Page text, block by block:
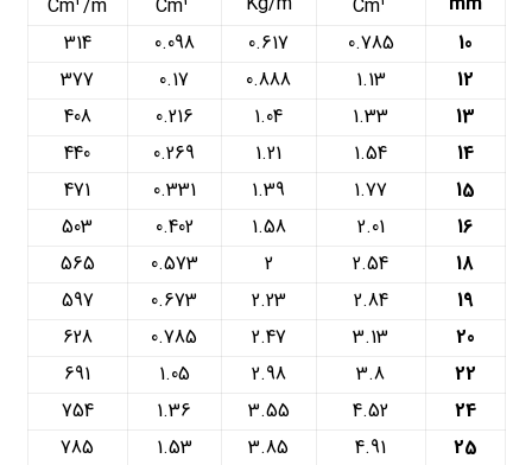
Cm
Cm
Cm /m
10
0.785
0.617
0.098
314
12
1.13
0.888
0.17
377
13
1.33
1.04
0.216
408
14
1.54
1.21
0.269
440
15
1.77
1.39
0.331
471
16
2.01
1.58
0.402
503
18
2.54
2
0.573
565
19
2.84
2.23
0.673
597
20
3.13
2.47
0.785
628
22
3.8
2.98
1.05
691
24
4.52
3.55
1.36
754
25
4.91
3.85
1.53
785